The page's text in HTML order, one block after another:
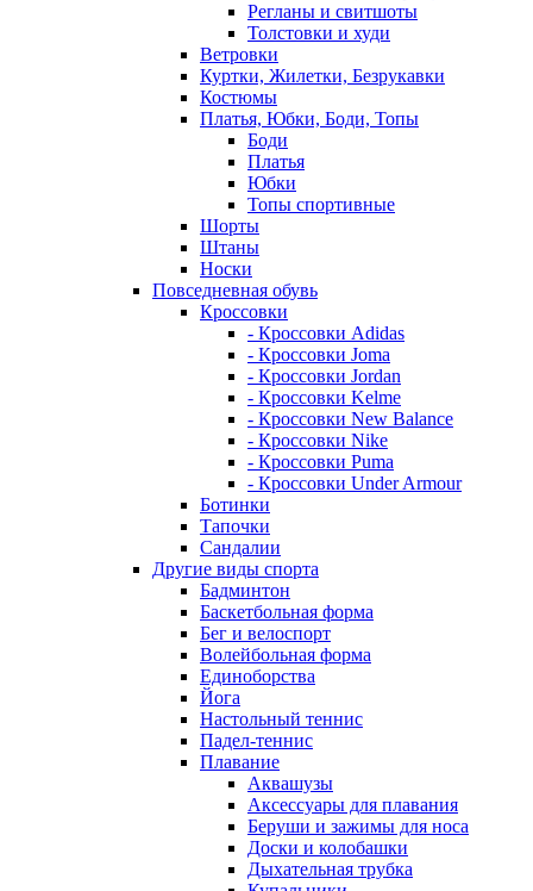
Регланы и свитшоты
Толстовки и худи
Ветровки
Куртки, Жилетки, Безрукавки
Костюмы
Платья, Юбки, Боди, Топы
Боди
Платья
Юбки
Топы спортивные
Шорты
Штаны
Носки
Повседневная обувь
Кроссовки
- Кроссовки Adidas
- Кроссовки Joma
- Кроссовки Jordan
- Кроссовки Kelme
- Кроссовки New Balance
- Кроссовки Nike
- Кроссовки Puma
- Кроссовки Under Armour
Ботинки
Тапочки
Сандалии
Другие виды спорта
Бадминтон
Баскетбольная форма
Бег и велоспорт
Волейбольная форма
Единоборства
Йога
Настольный теннис
Падел-теннис
Плавание
Аквашузы
Аксессуары для плавания
Беруши и зажимы для носа
Доски и колобашки
Дыхательная трубка